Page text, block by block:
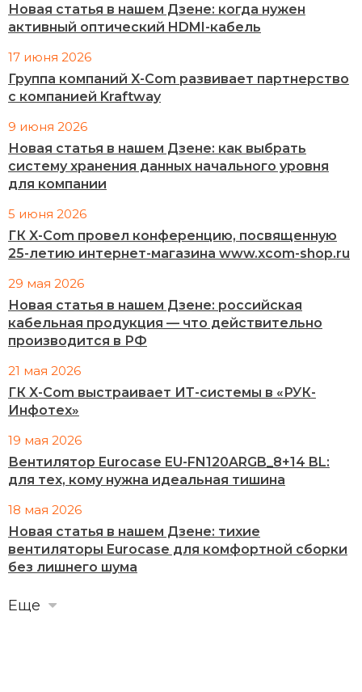
Новая статья в нашем Дзене: когда нужен
активный оптический HDMI-кабель
17 июня 2026
Группа компаний X-Com развивает партнерство
с компанией Kraftway
9 июня 2026
Новая статья в нашем Дзене: как выбрать
систему хранения данных начального уровня
для компании
5 июня 2026
ГК X-Com провел конференцию, посвященную
25-летию интернет-магазина www.xcom-shop.ru
29 мая 2026
Новая статья в нашем Дзене: российская
кабельная продукция — что действительно
производится в РФ
21 мая 2026
ГК X-Com выстраивает ИТ-системы в «РУК-
Инфотех»
19 мая 2026
Вентилятор Eurocase EU-FN120ARGB_8+14 BL:
для тех, кому нужна идеальная тишина
18 мая 2026
Новая статья в нашем Дзене: тихие
вентиляторы Eurocase для комфортной сборки
без лишнего шума
Еще